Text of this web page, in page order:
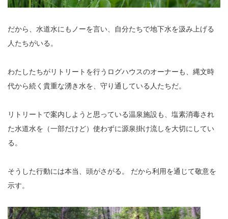
だから、水道水にもノーを言い、自分たちで地下水を汲み上げる
人たちがいる。
わたしたちがリトリートを行うログハウスのオーナーも、縄文時
代から続く貴重な湧き水を、守り通している人たちだ。
リトリートで案内しようと思っている温泉施設も、塩素消毒され
た水道水を（一部だけど）使わずに源泉掛け流しを大切にしてい
る。
そうした行動には本当、頭がさがる。
だから利用を通じて敬意を
示す。